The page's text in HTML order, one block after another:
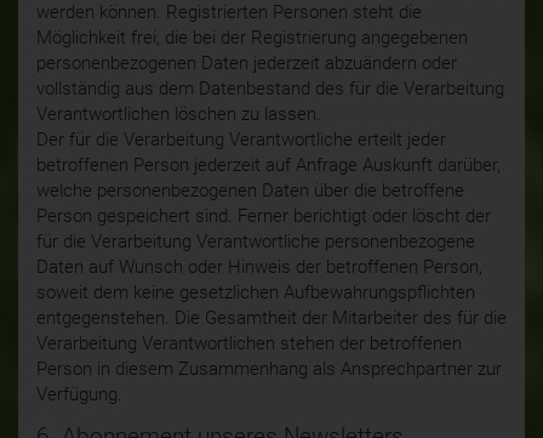
werden können. Registrierten Personen steht die
Möglichkeit frei, die bei der Registrierung angegebenen
personenbezogenen Daten jederzeit abzuändern oder
vollständig aus dem Datenbestand des für die Verarbeitung
Verantwortlichen löschen zu lassen.
Der für die Verarbeitung Verantwortliche erteilt jeder
betroffenen Person jederzeit auf Anfrage Auskunft darüber,
welche personenbezogenen Daten über die betroffene
Person gespeichert sind. Ferner berichtigt oder löscht der
für die Verarbeitung Verantwortliche personenbezogene
Daten auf Wunsch oder Hinweis der betroffenen Person,
soweit dem keine gesetzlichen Aufbewahrungspflichten
entgegenstehen. Die Gesamtheit der Mitarbeiter des für die
Verarbeitung Verantwortlichen stehen der betroffenen
Person in diesem Zusammenhang als Ansprechpartner zur
Verfügung.